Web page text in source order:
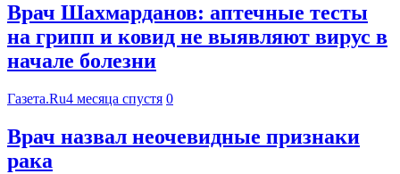
Врач Шахмарданов: аптечные тесты
на грипп и ковид не выявляют вирус в
начале болезни
Газета.Ru4 месяца спустя 0
Врач назвал неочевидные признаки
рака